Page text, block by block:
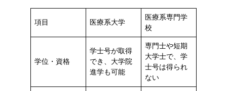
項目 医療系大学
医療系専門学
校
学位・資格
学士号が取得
でき、大学院
進学も可能
専門士や短期
大学士で、学
士号は得られ
ない